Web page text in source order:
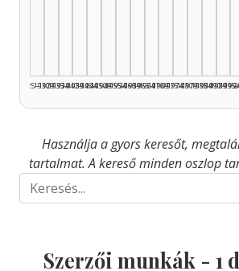
1925–1929
1930–1934
1935–1939
1940–1944
1945–1949
1950–1954
1955–1959
1960–1964
1965–1969
1970–1974
1975–1979
1980–1984
1985–1989
Használja a gyors keresőt,
tartalmat. A kereső minden oszlop
Szerzői munkák - 1